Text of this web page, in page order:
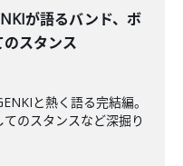
が語るバンド、ボ
スタンス
と熱く語る完結編。
のスタンスなど深掘り